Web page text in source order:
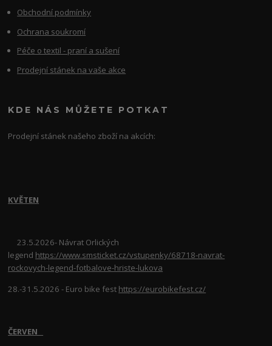
Obchodní podmínky
Ochrana soukromí
Péče o textil - praní a sušení
Prodejní stánek na vaše akce
KDE NÁS MŮŽETE POTKAT
Prodejní stánek našeho zboží na akcích:
KVĚTEN
23.5.2026- Návrat Orlických
legend https://www.smsticket.cz/vstupenky/68718-navrat-
rockovych-legend-fotbalove-hriste-lukova
28.-31.5.2026 - Euro bike fest https://eurobikefest.cz/
ČERVEN